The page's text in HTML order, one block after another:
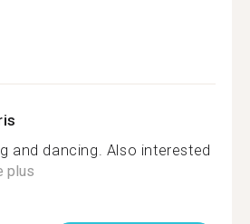
and dancing. Also interested
plus